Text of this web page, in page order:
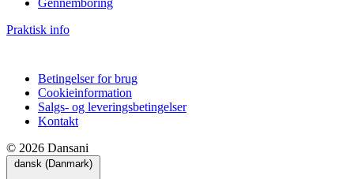
Praktisk info
Betingelser for brug
Cookieinformation
Salgs- og leveringsbetingelser
Kontakt
© 2026 Dansani
dansk (Danmark)